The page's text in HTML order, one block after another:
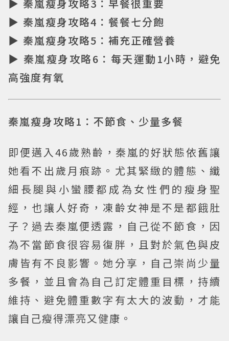
▶ 秦嵐瘦身攻略3：早餐很重要
▶ 秦嵐瘦身攻略4：餐餐七分飽
▶ 秦嵐瘦身攻略5：補充正確營養
▶ 秦嵐瘦身攻略6：每天運動1小時，避免
高強度有氧
秦嵐瘦身攻略1：不節食、少量多餐
即便邁入46歲熟齡，秦嵐的好狀態依舊讓
她看不出歲月痕跡。尤其緊緻的體態、纖
細長腿與小蠻腰都成為女性們的瘦身聖
經，也讓人好奇，凍齡女神是不是都餓肚
子？過去秦嵐便透露，自己從不節食，因
為不當節食很容易復胖，且對於氣色與皮
膚皆有不良影響。她分享，自己崇尚少量
多餐，並且會為自己訂定體重目標，持續
維持、避免體重數字有太大的波動，才能
讓自己瘦得漂亮又健康。